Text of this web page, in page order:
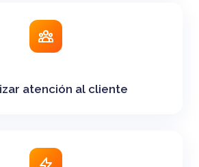
atención al cliente